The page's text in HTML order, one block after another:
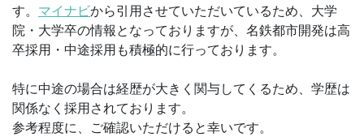
す。 マイナビから引用させていただいているため、大学
院・大学卒の情報となっておりますが、名鉄都市開発は高
卒採用・中途採用も積極的に行っております。
特に中途の場合は経歴が大きく関与してくるため、学歴は
関係なく採用されております。
参考程度に、ご確認いただけると幸いです。